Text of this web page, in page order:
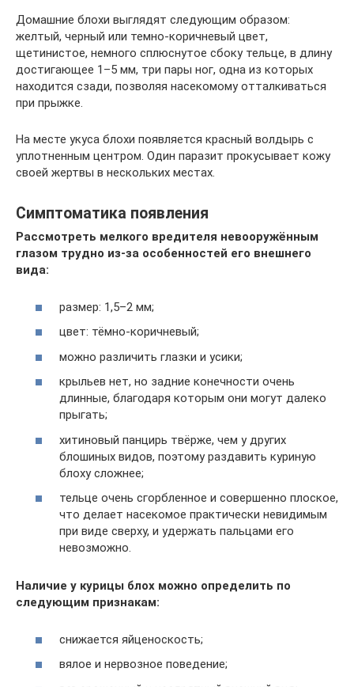
Домашние блохи выглядят следующим образом:
желтый, черный или темно-коричневый цвет,
щетинистое, немного сплюснутое сбоку тельце, в длину
достигающее 1–5 мм, три пары ног, одна из которых
находится сзади, позволяя насекомому отталкиваться
при прыжке.
На месте укуса блохи появляется красный волдырь с
уплотненным центром. Один паразит прокусывает кожу
своей жертвы в нескольких местах.
Симптоматика появления
Рассмотреть мелкого вредителя невооружённым
глазом трудно из-за особенностей его внешнего
вида:
размер: 1,5–2 мм;
цвет: тёмно-коричневый;
можно различить глазки и усики;
крыльев нет, но задние конечности очень
длинные, благодаря которым они могут далеко
прыгать;
хитиновый панцирь твёрже, чем у других
блошиных видов, поэтому раздавить куриную
блоху сложнее;
тельце очень сгорбленное и совершенно плоское,
что делает насекомое практически невидимым
при виде сверху, и удержать пальцами его
невозможно.
Наличие у курицы блох можно определить по
следующим признакам:
снижается яйценоскость;
вялое и нервозное поведение;